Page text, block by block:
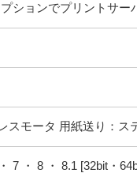
ションでプリントサー
スモータ 用紙送り：ス
7 ・ 8 ・ 8.1 [32bit・